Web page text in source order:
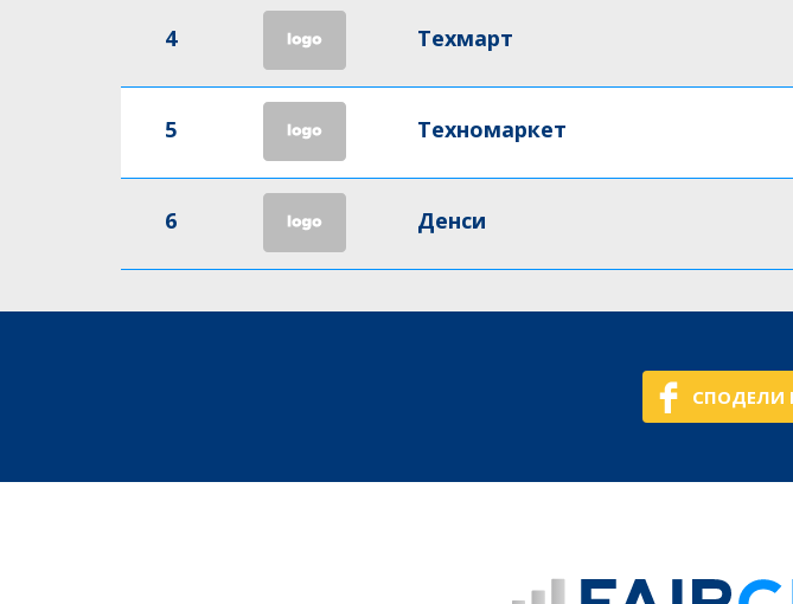
4 Техмарт
5 Техномаркет
6 Денси
СПОДЕЛИ